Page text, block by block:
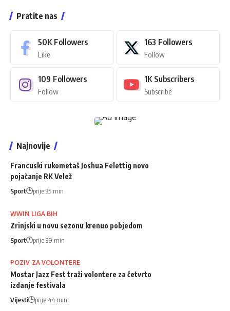
Pratite nas
50K Followers
Like
163 Followers
Follow
109 Followers
Follow
1K Subscribers
Subscribe
Najnovije
Francuski rukometaš Joshua Felettig novo
pojačanje RK Velež
Sport prije 35 min
WWIN LIGA BIH
Zrinjski u novu sezonu krenuo pobjedom
Sport prije 39 min
POZIV ZA VOLONTERE
Mostar Jazz Fest traži volontere za četvrto
izdanje festivala
Vijesti prije 44 min